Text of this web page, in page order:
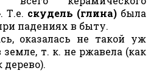
Т.е. скудель (глина) была
падениях в быту.
оказалась не такой уж
т. к. не ржавела (как
дерево).